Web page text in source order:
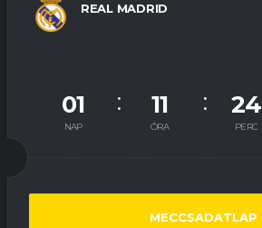
REAL MADRID
01
NAP
11
ÓRA
24
PERC
MECCSADATLAP